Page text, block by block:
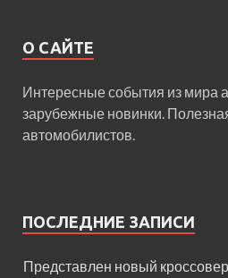
О САЙТЕ
Интересные события из мира
зарубежные новинки.
автомобилистов.
ПОСЛЕДНИЕ ЗАПИСИ
Представлен новый